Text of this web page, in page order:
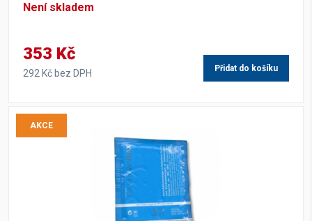
Není skladem
353 Kč
292 Kč bez DPH Přidat do košíku
AKCE